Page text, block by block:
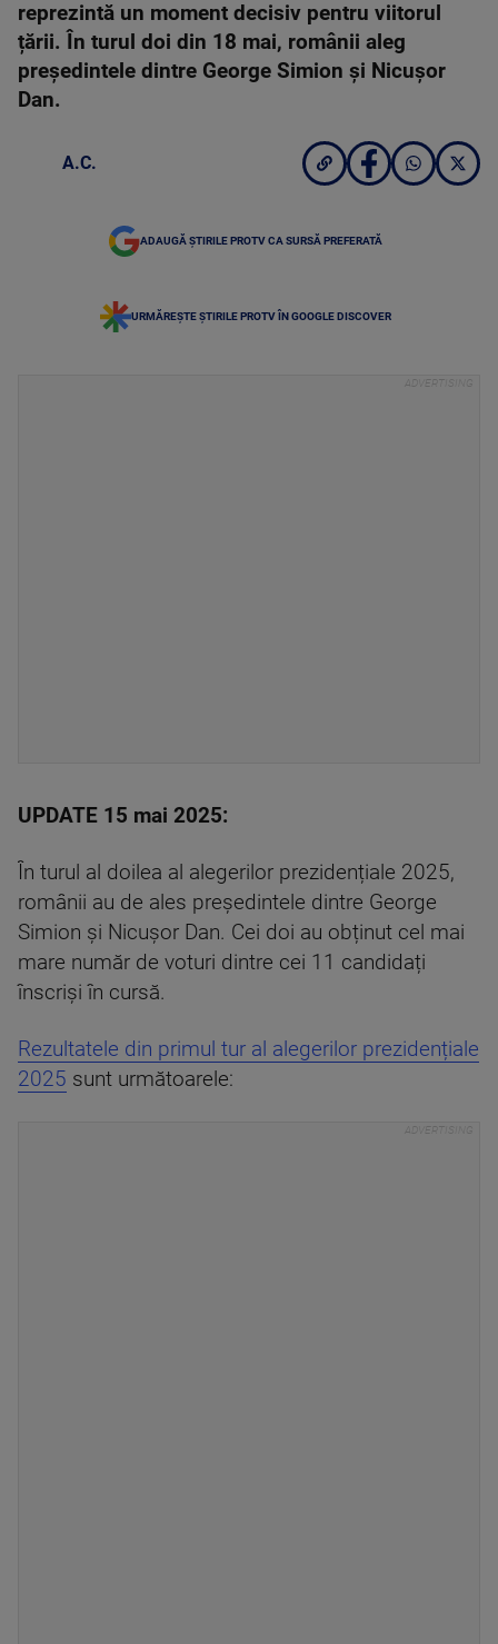
reprezintă un moment decisiv pentru viitorul
țării. În turul doi din 18 mai, românii aleg
președintele dintre George Simion și Nicușor
Dan.
A.C.
ADAUGĂ ȘTIRILE PROTV CA SURSĂ PREFERATĂ
URMĂREȘTE ȘTIRILE PROTV ÎN GOOGLE DISCOVER
UPDATE 15 mai 2025:
În turul al doilea al alegerilor prezidențiale 2025,
românii au de ales președintele dintre George
Simion și Nicușor Dan. Cei doi au obținut cel mai
mare număr de voturi dintre cei 11 candidați
înscriși în cursă.
Rezultatele din primul tur al alegerilor prezidențiale
2025 sunt următoarele: